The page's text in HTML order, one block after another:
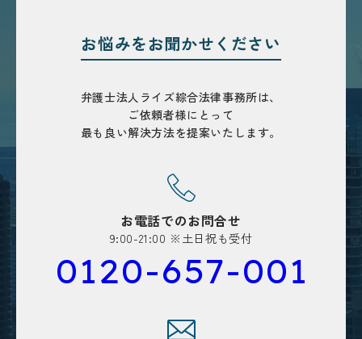
お悩みをお聞かせください
弁護士法人ライズ綜合法律事務所は、
ご依頼者様にとって
最も良い解決方法を提案いたします。
お電話でのお問合せ
9:00-21:00 ※土日祝も受付
0120-657-001